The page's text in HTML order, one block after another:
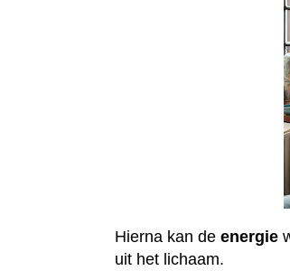
Hierna kan deenergie
uit het lichaam.